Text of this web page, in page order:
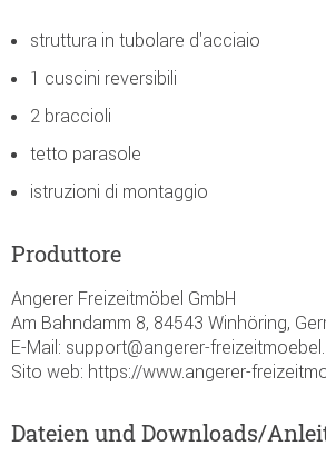
struttura in tubolare d'acciaio
1 cuscini reversibili
2 braccioli
tetto parasole
istruzioni di montaggio
Produttore
Angerer Freizeitmöbel GmbH
Am Bahndamm 8, 84543 Winhöring,
E-Mail: support@angerer-
Sito web: https://www.angerer-
Dateien und Downloads/